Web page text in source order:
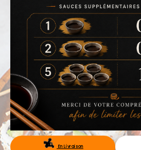
LA CARTE
VOTRE COMPTE
NOTRE RESTAURANT
VOS AVIS
MENTIONS LÉGALES
C.G.V
RÉSERVATIONEn Livraison